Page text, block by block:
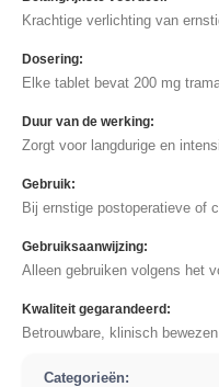
Krachtige verlichting van
Dosering:
Elke tablet bevat 200 mg
Duur van de werking:
Zorgt voor langdurige en
Gebruik:
Bij ernstige postoperatieve of
Gebruiksaanwijzing:
Alleen gebruiken volgens het
Kwaliteit gegarandeerd:
Betrouwbare, klinisch bewezen
Categorieën: